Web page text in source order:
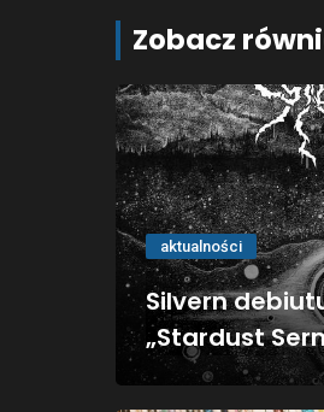
Zobacz
aktualności
Silvern
„Stardust